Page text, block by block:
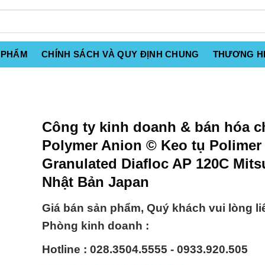
CHÍNH SÁCH VÀ QUY ĐỊNH CHUNG THƯƠNG
Công ty kinh doanh & bán hóa
Polymer Anion © Keo tụ Polimer
Granulated Diafloc AP 120C
Nhật Bản Japan
Giá bán sản phẩm, Quý khách vui lòng
Phòng kinh doanh :
Hotline : 028.3504.5555 - 0933.920.505